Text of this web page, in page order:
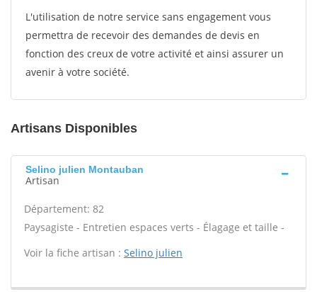
L'utilisation de notre service sans engagement vous
permettra de recevoir des demandes de devis en
fonction des creux de votre activité et ainsi assurer un
avenir à votre société.
Artisans Disponibles
Selino julien Montauban
Artisan
Département: 82
Paysagiste - Entretien espaces verts - Élagage et taille -
Voir la fiche artisan : Selino julien